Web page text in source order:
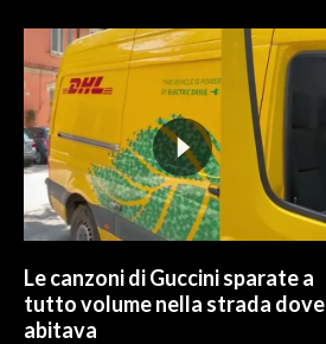
Le canzoni di Guccini sparate a
tutto volume nella strada dove
abitava